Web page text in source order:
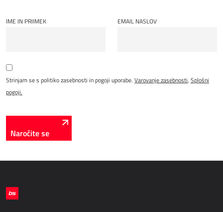
IME IN PRIIMEK EMAIL NASLOV
Strinjam se s politiko zasebnosti in pogoji uporabe. Varovanje zasebnosti, Splošni
pogoji.
Naročite se